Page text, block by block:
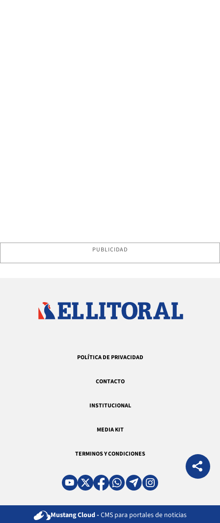
PUBLICIDAD
POLÍTICA DE PRIVACIDAD
CONTACTO
INSTITUCIONAL
MEDIA KIT
TERMINOS Y CONDICIONES
Mustang Cloud - CMS para portales de noticias